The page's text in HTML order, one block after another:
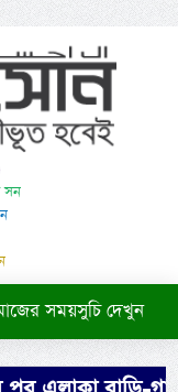
সন
সময়সুচি দেখুন